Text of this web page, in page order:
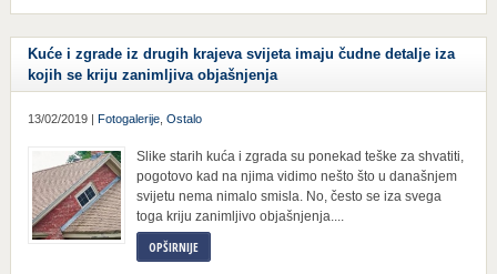
Kuće i zgrade iz drugih krajeva svijeta imaju čudne detalje iza
kojih se kriju zanimljiva objašnjenja
13/02/2019 | Fotogalerije, Ostalo
Slike starih kuća i zgrada su ponekad teške za shvatiti,
pogotovo kad na njima vidimo nešto što u današnjem
svijetu nema nimalo smisla. No, često se iza svega
toga kriju zanimljivo objašnjenja....
OPŠIRNIJE